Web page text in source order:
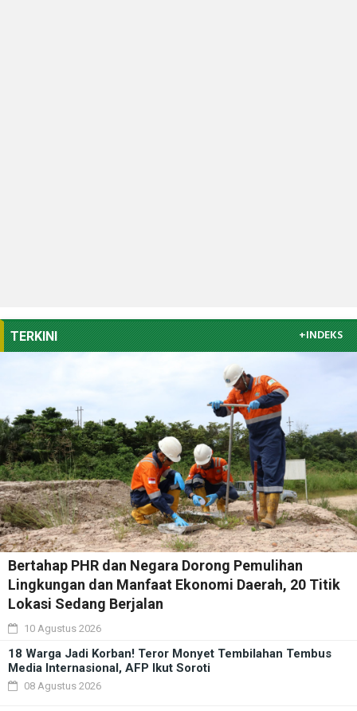
TERKINI +INDEKS
Bertahap PHR dan Negara Dorong Pemulihan
Lingkungan dan Manfaat Ekonomi Daerah, 20 Titik
Lokasi Sedang Berjalan
10 Agustus 2026
18 Warga Jadi Korban! Teror Monyet Tembilahan Tembus
Media Internasional, AFP Ikut Soroti
08 Agustus 2026